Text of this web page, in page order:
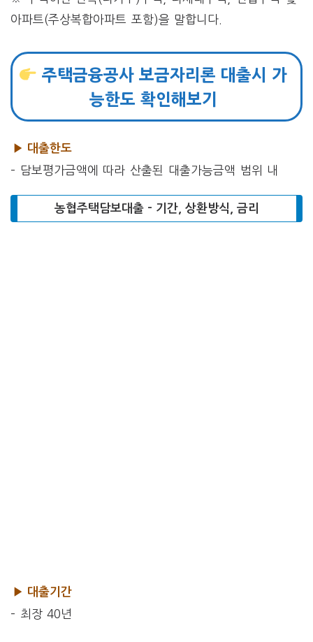
아파트(주상복합아파트 포함)을 말합니다.
주택금융공사 보금자리론 대출시 가
능한도 확인해보기
▶ 대출한도
– 담보평가금액에 따라 산출된 대출가능금액 범위 내
농협주택담보대출 – 기간, 상환방식, 금리
▶ 대출기간
– 최장 40년